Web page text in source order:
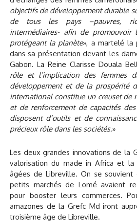
objectifs de développement durable
de tous les pays –pauvres,
intermédiaires- afin de
protégeant la planète», a martelé la
dans sa présentation devant les
Gabon. La Reine Clarisse Douala
rôle et l’implication des femmes
développement et de la prospérité
international constitue un creuset de
et de renforcement de capacités
disposent d’outils et de
précieux rôle dans les sociétés.»
Les deux grandes innovations de la
valorisation du made in Africa et la
âgées de Libreville. On se
petits marchés de Lomé avaient
pour booster leurs commerces.
amazones de la Grefc Md iront
troisième âge de Libreville.